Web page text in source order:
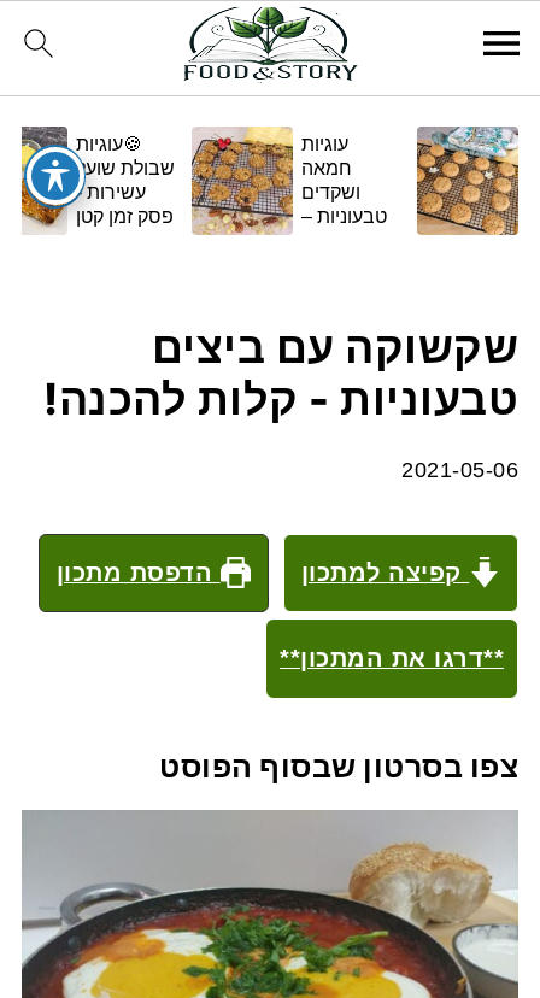
עוגיות
חמאה
ושקדים
טבעוניות –
🍪עוגיות
שבולת שועל
עשירות -
פסק זמן קטן
שקשוקה עם ביצים
טבעוניות - קלות להכנה!
2021-05-06
קפיצה למתכון הדפסת מתכון
**דרגו את המתכון**
צפו בסרטון שבסוף הפוסט